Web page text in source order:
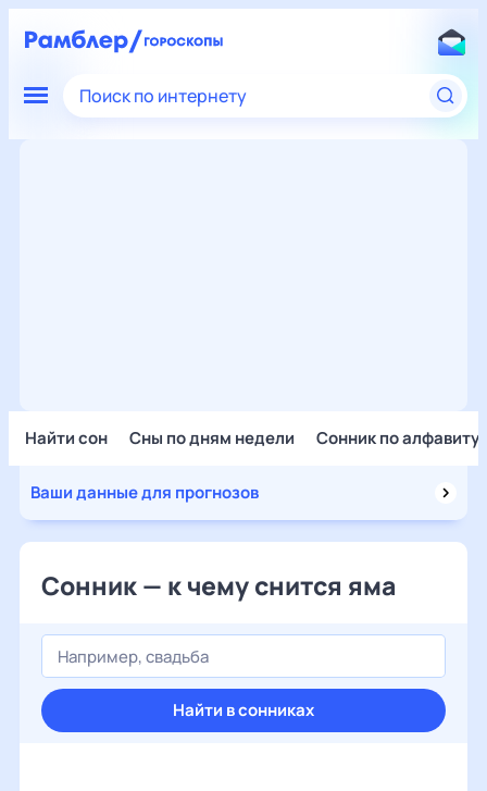
Поиск по интернету
Найти сон Сны по дням недели Сонник по алфавиту
Ваши данные для прогнозов
Сонник — к чему снится яма
Найти в сонниках